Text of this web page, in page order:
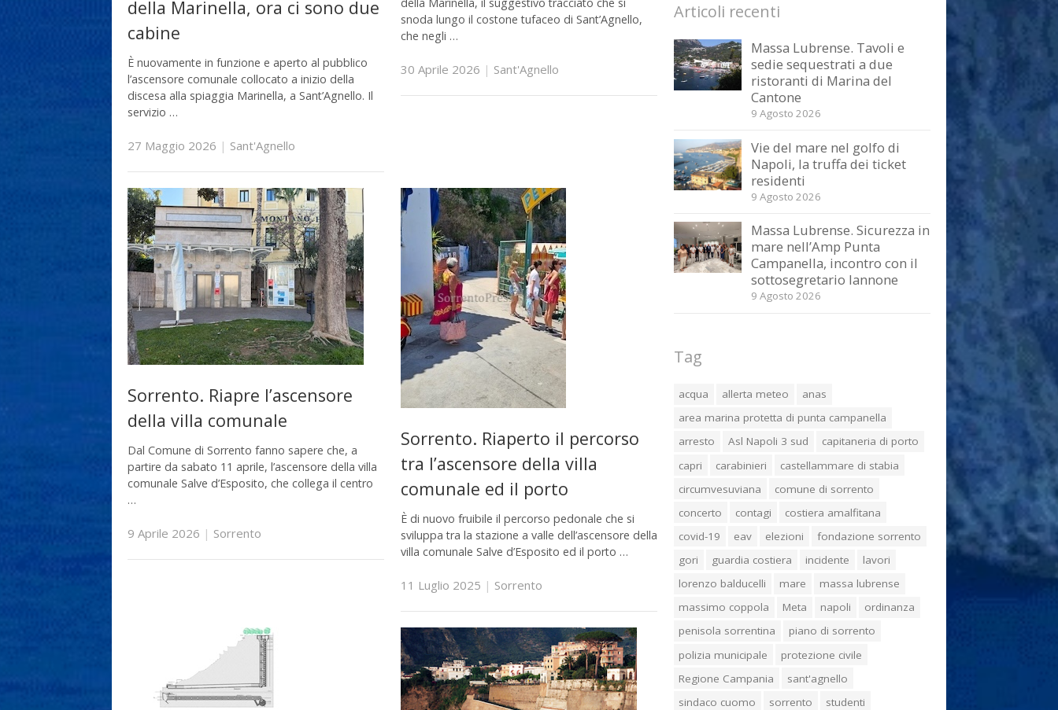
della Marinella, ora ci sono due
cabine
È nuovamente in funzione e aperto al pubblico
l’ascensore comunale collocato a inizio della
discesa alla spiaggia Marinella, a Sant’Agnello. Il
servizio …
27 Maggio 2026 | Sant'Agnello
snoda lungo il costone tufaceo di Sant’Agnello,
che negli …
30 Aprile 2026 | Sant'Agnello
Sorrento. Riapre l’ascensore
della villa comunale
Dal Comune di Sorrento fanno sapere che, a
partire da sabato 11 aprile, l’ascensore della villa
comunale Salve d’Esposito, che collega il centro
…
9 Aprile 2026 | Sorrento
Sorrento. Riaperto il percorso
tra l’ascensore della villa
comunale ed il porto
È di nuovo fruibile il percorso pedonale che si
sviluppa tra la stazione a valle dell’ascensore della
villa comunale Salve d’Esposito ed il porto …
11 Luglio 2025 | Sorrento
Articoli recenti
Massa Lubrense. Tavoli e
sedie sequestrati a due
ristoranti di Marina del
Cantone
9 Agosto 2026
Vie del mare nel golfo di
Napoli, la truffa dei ticket
residenti
9 Agosto 2026
Massa Lubrense. Sicurezza in
mare nell’Amp Punta
Campanella, incontro con il
sottosegretario Iannone
9 Agosto 2026
Tag
acqua allerta meteo
anas
area marina protetta di punta campanella
arresto
Asl Napoli 3 sud
capitaneria di porto
capri
carabinieri
castellammare di stabia
circumvesuviana
comune di sorrento
concerto
contagi
costiera amalfitana
covid-19
eav elezioni
fondazione sorrento
gori
guardia costiera incidente
lavori
lorenzo balducelli
mare
massa lubrense
massimo coppola
Meta napoli
ordinanza
penisola sorrentina
piano di sorrento
polizia municipale
protezione civile
Regione Campania
sant'agnello
sindaco cuomo
sorrento
studenti